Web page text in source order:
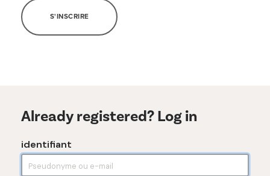
S'INSCRIRE
Already registered? Log in
identifiant